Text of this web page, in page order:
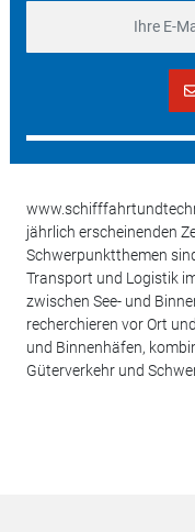
jährlich erscheinenden
Schwerpunktthemen
Transport und Logistik
zwischen See- und
recherchieren vor Ort
und Binnenhäfen,
Güterverkehr und